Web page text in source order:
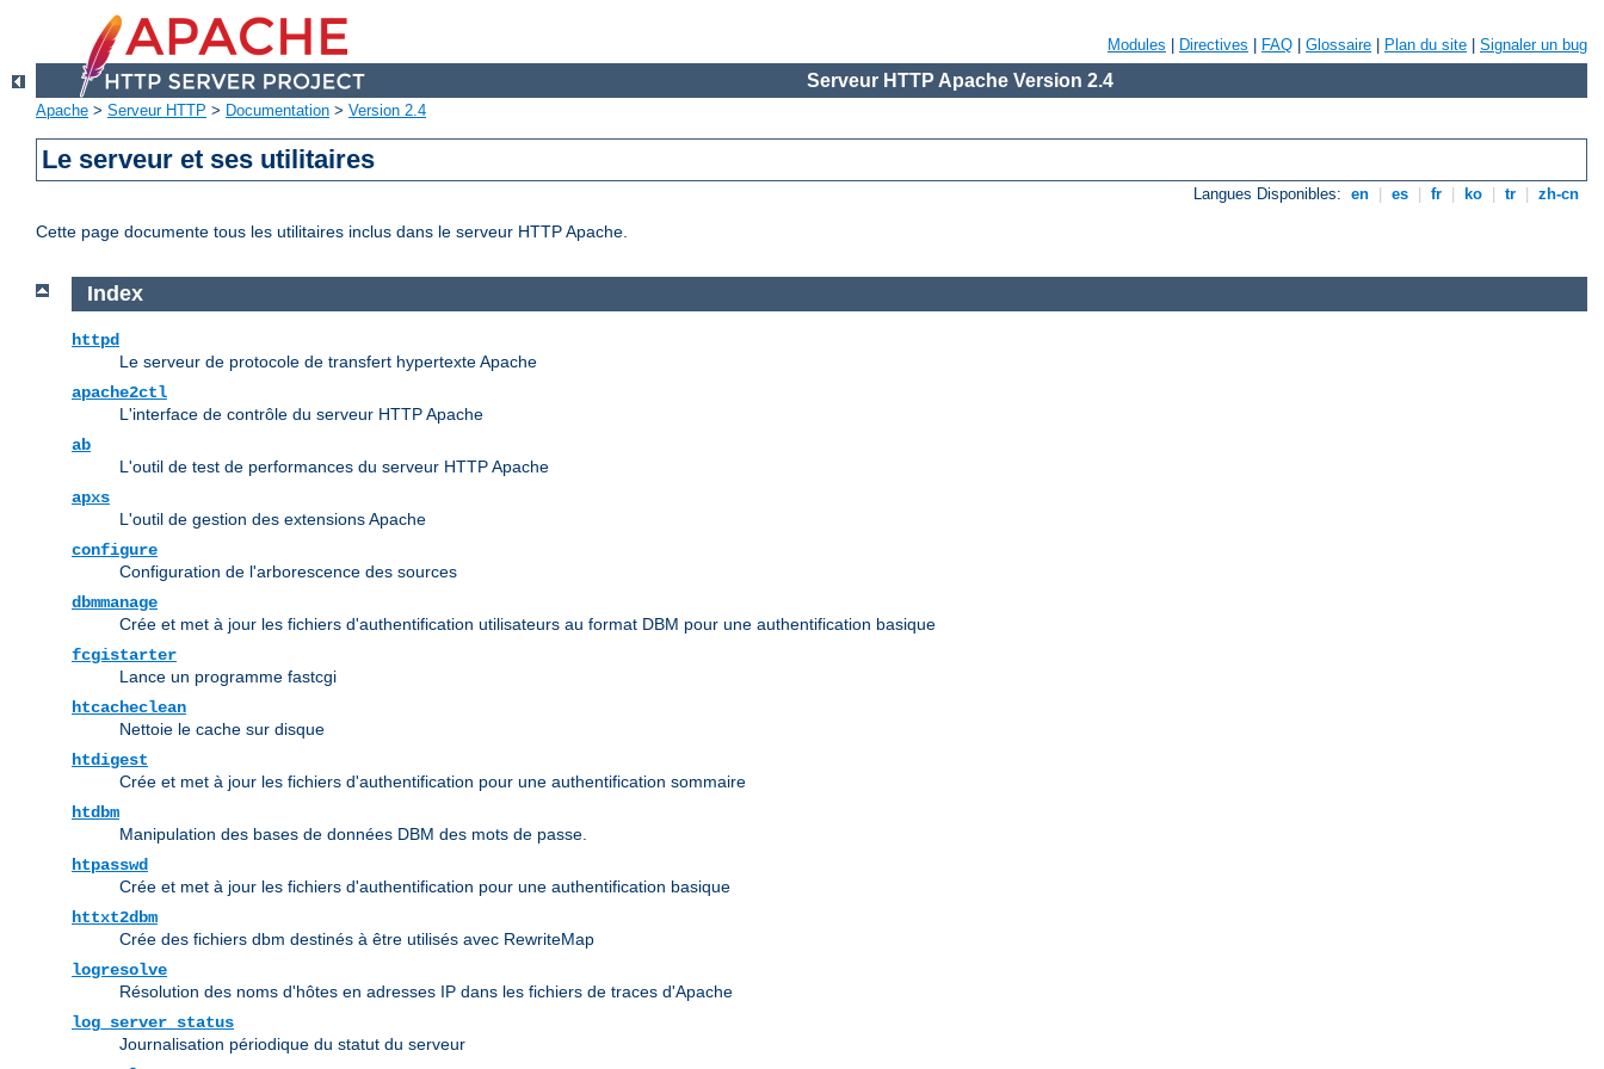
Modules Directives FAQ Glossaire Plan du site Signaler un bug
Serveur HTTP Apache Version 2.4
Apache > Serveur HTTP > Documentation > Version 2.4
Le serveur et ses utilitaires
Langues Disponibles: en es fr ko tr zh-cn
Cette page documente tous les utilitaires inclus dans le serveur HTTP Apache.
Index
httpd
Le serveur de protocole de transfert hypertexte Apache
apache2ctl
L'interface de contrôle du serveur HTTP Apache
ab
L'outil de test de performances du serveur HTTP Apache
apxs
L'outil de gestion des extensions Apache
configure
Configuration de l'arborescence des sources
dbmmanage
Crée et met à jour les fichiers d'authentification utilisateurs au format DBM pour une authentification basique
fcgistarter
Lance un programme fastcgi
htcacheclean
Nettoie le cache sur disque
htdigest
Crée et met à jour les fichiers d'authentification pour une authentification sommaire
htdbm
Manipulation des bases de données DBM des mots de passe.
htpasswd
Crée et met à jour les fichiers d'authentification pour une authentification basique
httxt2dbm
Crée des fichiers dbm destinés à être utilisés avec RewriteMap
logresolve
Résolution des noms d'hôtes en adresses IP dans les fichiers de traces d'Apache
log_server_status
Journalisation périodique du statut du serveur